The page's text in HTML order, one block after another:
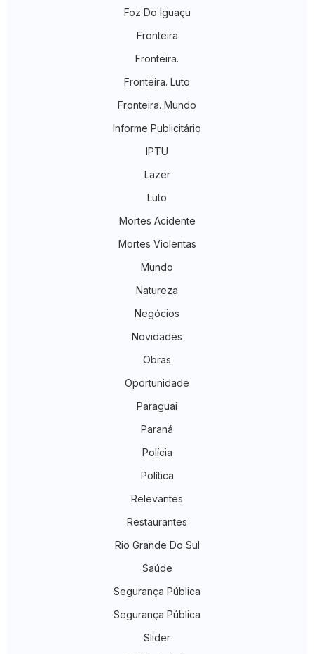
Foz Do Iguaçu
Fronteira
Fronteira.
Fronteira. Luto
Fronteira. Mundo
Informe Publicitário
IPTU
Lazer
Luto
Mortes Acidente
Mortes Violentas
Mundo
Natureza
Negócios
Novidades
Obras
Oportunidade
Paraguai
Paraná
Polícia
Política
Relevantes
Restaurantes
Rio Grande Do Sul
Saúde
Segurança Pública
Segurança Pública
Slider